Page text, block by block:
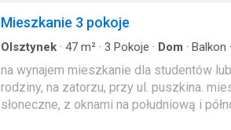
Mieszkanie 3 pokoje
Olsztynek · 47 m² · 3 Pokoje · Dom · Balkon ·
na wynajem mieszkanie dla studentów lub
rodziny, na zatorzu, przy ul. puszkina.
słoneczne, z oknami na południową i